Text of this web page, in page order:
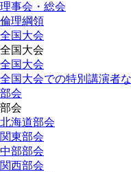
理事会・総会
倫理綱領
全国大会
全国大会
全国大会
全国大会での特別講演者
部会
部会
北海道部会
関東部会
中部部会
関西部会